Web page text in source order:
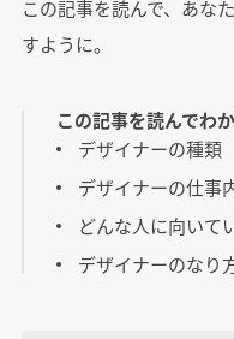
この記事を読んで、あな
すように。
この記事を読んでわ
デザイナーの種類
デザイナーの仕事
どんな人に向いて
デザイナーのなり